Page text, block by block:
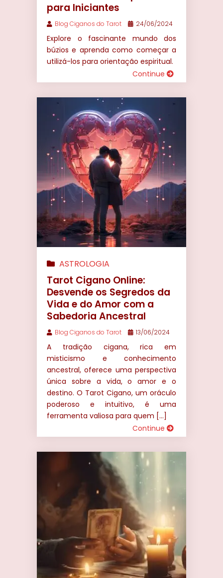
para Iniciantes
Blog Ciganos do Tarot 24/06/2024
Explore o fascinante mundo dos
búzios e aprenda como começar a
utilizá-los para orientação espiritual.
Continue
ASTROLOGIA
Tarot Cigano Online:
Desvende os Segredos da
Vida e do Amor com a
Sabedoria Ancestral
Blog Ciganos do Tarot 13/06/2024
A tradição cigana, rica em
misticismo e conhecimento
ancestral, oferece uma perspectiva
única sobre a vida, o amor e o
destino. O Tarot Cigano, um oráculo
poderoso e intuitivo, é uma
ferramenta valiosa para quem […]
Continue